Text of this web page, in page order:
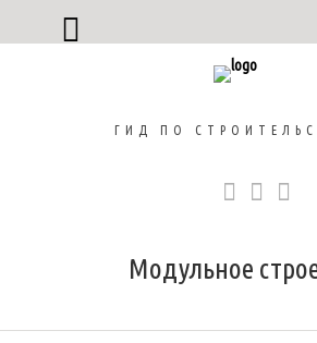
ГИД ПО
Модульное